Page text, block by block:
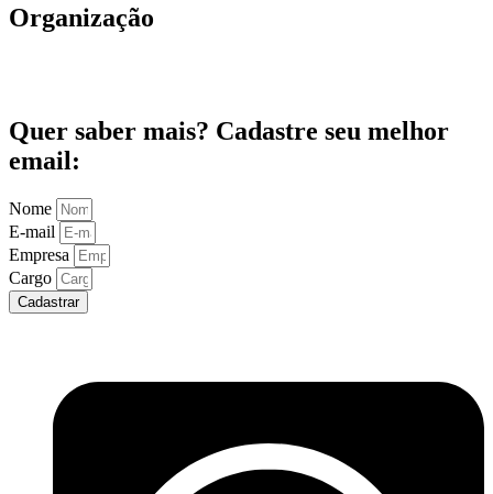
Organização
Quer saber mais? Cadastre seu melhor
email:
Nome
E-mail
Empresa
Cargo
Cadastrar